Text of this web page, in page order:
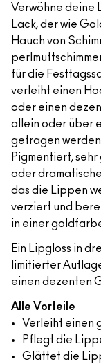
Verwöhne deine
Lack, der wie
Hauch von
für die
verleiht einen
oder einen
allein oder über
getragen
Pigmentiert,
oder
das die Lippen
verziert und
in einer
Ein Lipgloss in
limitierter
einen dezenten
Alle Vorteile
Verleiht einen
Pflegt die
Glättet die